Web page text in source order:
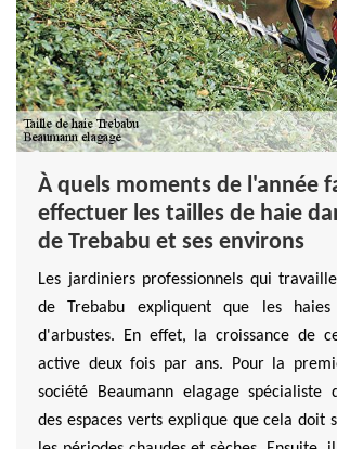
À quels moments de l'année
effectuer les tailles de haie
de Trebabu et ses environs
Les jardiniers professionnels qui
de Trebabu expliquent que les haies
d'arbustes. En effet, la croissance de
active deux fois par ans. Pour la
société Beaumann elagage spécialiste
des espaces verts explique que cela doit